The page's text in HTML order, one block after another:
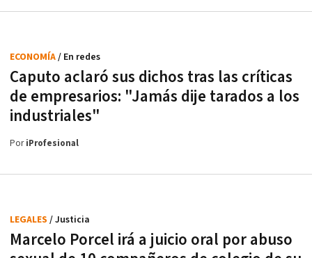
Caputo aclaró sus dichos tras las críticas
de empresarios: "Jamás dije tarados a los
industriales"
ECONOMÍA/ En redes
PoriProfesional
Marcelo Porcel irá a juicio oral por abuso
LEGALES / Justicia